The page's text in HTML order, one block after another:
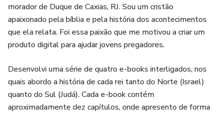
morador de Duque de Caxias, RJ. Sou um cristão
apaixonado pela bíblia e pela história dos acontecimentos
que ela relata. Foi essa paixão que me motivou a criar um
produto digital para ajudar jovens pregadores.
Desenvolvi uma série de quatro e-books interligados, nos
quais abordo a história de cada rei tanto do Norte (Israel)
quanto do Sul (Judá). Cada e-book contém
aproximadamente dez capítulos, onde apresento de forma